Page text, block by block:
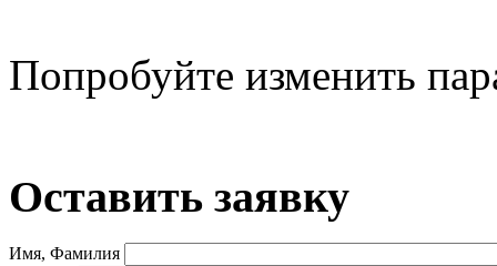
Попробуйте изменить
Оставить заявку
Имя, Фамилия